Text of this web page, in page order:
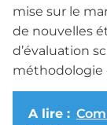
mise sur le
de nouvelles
d’évaluation
méthodologie
A lire :